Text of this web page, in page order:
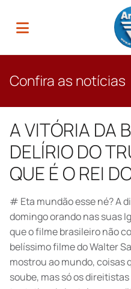
Confira as notícias
A VITÓRIA DA
DELÍRIO DO
QUE É O REI
# Eta mundão esse né? A
domingo orando nas suas
que o filme brasileiro não
belíssimo filme do Walter
mostrou ao mundo, coisas
soube, mas só os